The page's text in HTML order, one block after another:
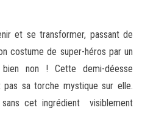
et se transformer, passant de
costume de super-héros par un
non ! Cette demi-déesse
pas sa torche mystique sur elle.
cet ingrédient visiblement